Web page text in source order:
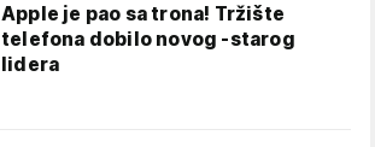
Apple je pao sa trona! Tržište
telefona dobilo novog -starog
lidera